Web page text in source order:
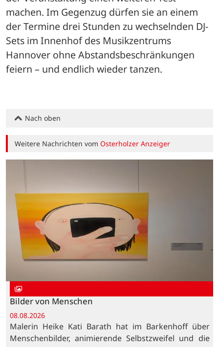
machen. Im Gegenzug dürfen sie an einem
der Termine drei Stunden zu wechselnden DJ-
Sets im Innenhof des Musikzentrums
Hannover ohne Abstandsbeschränkungen
feiern – und endlich wieder tanzen.
Nach oben
Weitere Nachrichten vomOsterholzer Anzeiger
Bilder von Menschen
08.08.2026
Malerin Heike Kati Barath hat im Barkenhoff über
Menschenbilder, animierende Selbstzweifel und die